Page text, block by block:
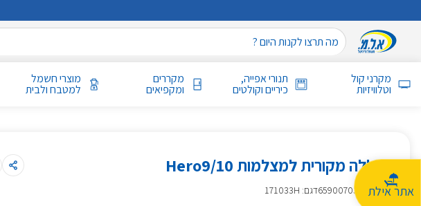
אתר אילת
מקרני קול
וטלוויזיות
תנורי אפייה,
כיריים וקולטים
מקררים
ומקפיאים
מוצרי חשמל
למטבח ולבית
סוללה מקורית למצלמות Hero9/10
מק״ט 659007035דגם: 171033H